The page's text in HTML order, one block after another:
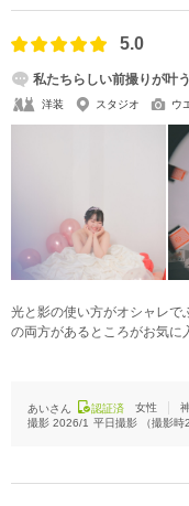
5.0
私たちらしい前撮りが叶う
洋装 スタジオ ウ
光と影の使い方がオシャレで
の両方があるところがお気に
あいさん 認証済 女性
撮影 2026/1 平日撮影 （撮影時